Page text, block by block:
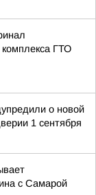
комплекса ГТО
о новой
1 сентября
с Самарой